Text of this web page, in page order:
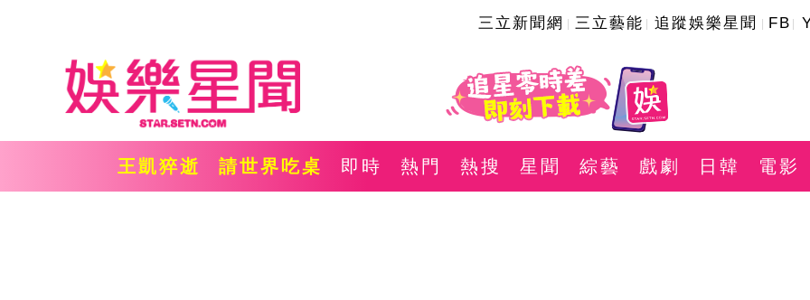
三立新聞網 三立藝能 追蹤娛樂星聞 FB
王凱猝逝 請世界吃桌 即時 熱門 熱搜 星聞 綜藝 戲劇 日韓 電影